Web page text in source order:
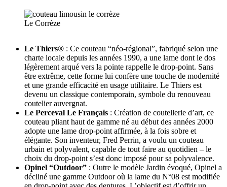
Le Corrèze
Le Thiers® : Ce couteau “néo-régional”, fabriqué selon une
charte locale depuis les années 1990, a une lame dont le dos
légèrement arqué vers la pointe rappelle le drop-point. Sans
être extrême, cette forme lui confère une touche de modernité
et une grande efficacité en usage utilitaire. Le Thiers est
devenu un classique contemporain, symbole du renouveau
coutelier auvergnat.
Le Perceval Le Français : Création de coutellerie d’art, ce
couteau pliant haut de gamme né au début des années 2000
adopte une lame drop-point affirmée, à la fois sobre et
élégante. Son inventeur, Fred Perrin, a voulu un couteau
urbain et polyvalent, capable de tout faire au quotidien – le
choix du drop-point s’est donc imposé pour sa polyvalence.
Opinel “Outdoor” : Outre le modèle Jardin évoqué, Opinel a
décliné une gamme Outdoor où la lame du N°08 est modifiée